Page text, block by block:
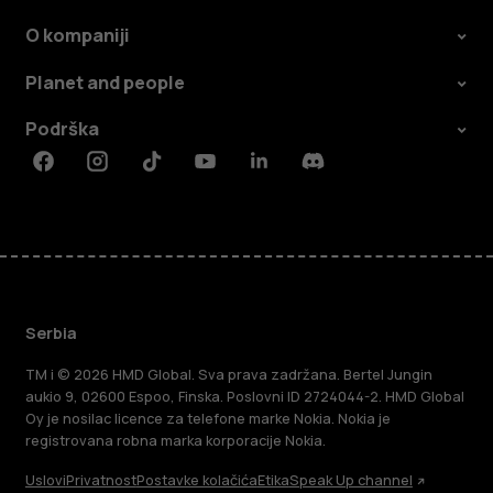
O kompaniji
Planet and people
Podrška
FacebookInstagramTiktokYoutubeLinkedinDiscord
Serbia
TM i © 2026 HMD Global. Sva prava zadržana. Bertel Jungin
aukio 9, 02600 Espoo, Finska. Poslovni ID 2724044-2. HMD Global
Oy je nosilac licence za telefone marke Nokia. Nokia je
registrovana robna marka korporacije Nokia.
UsloviPrivatnostPostavke kolačićaEtikaSpeak Up channel